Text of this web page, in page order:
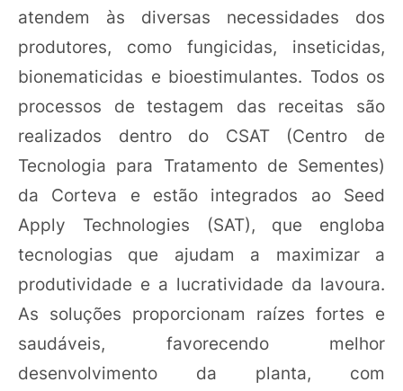
atendem às diversas necessidades dos
produtores, como fungicidas, inseticidas,
bionematicidas e bioestimulantes. Todos os
processos de testagem das receitas são
realizados dentro do CSAT (Centro de
Tecnologia para Tratamento de Sementes)
da Corteva e estão integrados ao Seed
Apply Technologies (SAT), que engloba
tecnologias que ajudam a maximizar a
produtividade e a lucratividade da lavoura.
As soluções proporcionam raízes fortes e
saudáveis, favorecendo melhor
desenvolvimento da planta, com